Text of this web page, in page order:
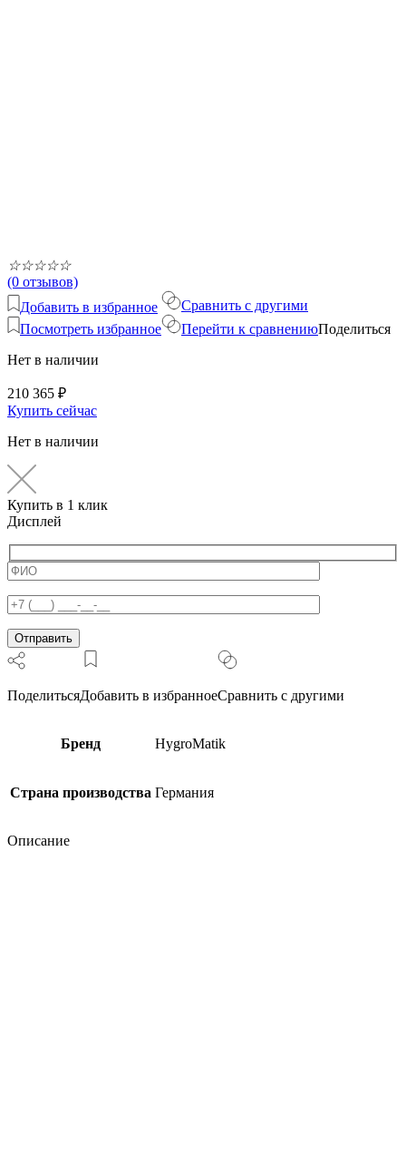
☆☆☆☆☆
(0 отзывов)
Добавить в избранное
Посмотреть избранное
Сравнить с другими
Перейти к сравнениюПоделиться
Нет в наличии
210 365 ₽
Купить сейчас
Нет в наличии
Купить в 1 клик
Дисплей
ПоделитьсяДобавить в избранноеСравнить с другими
Бренд HygroMatik
Страна производства Германия
Описание